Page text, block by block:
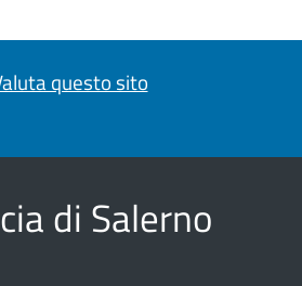
questo sito
di Salerno